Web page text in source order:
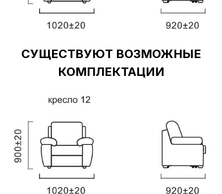
СУЩЕСТВУЮТ ВОЗМОЖНЫЕ
КОМПЛЕКТАЦИИ